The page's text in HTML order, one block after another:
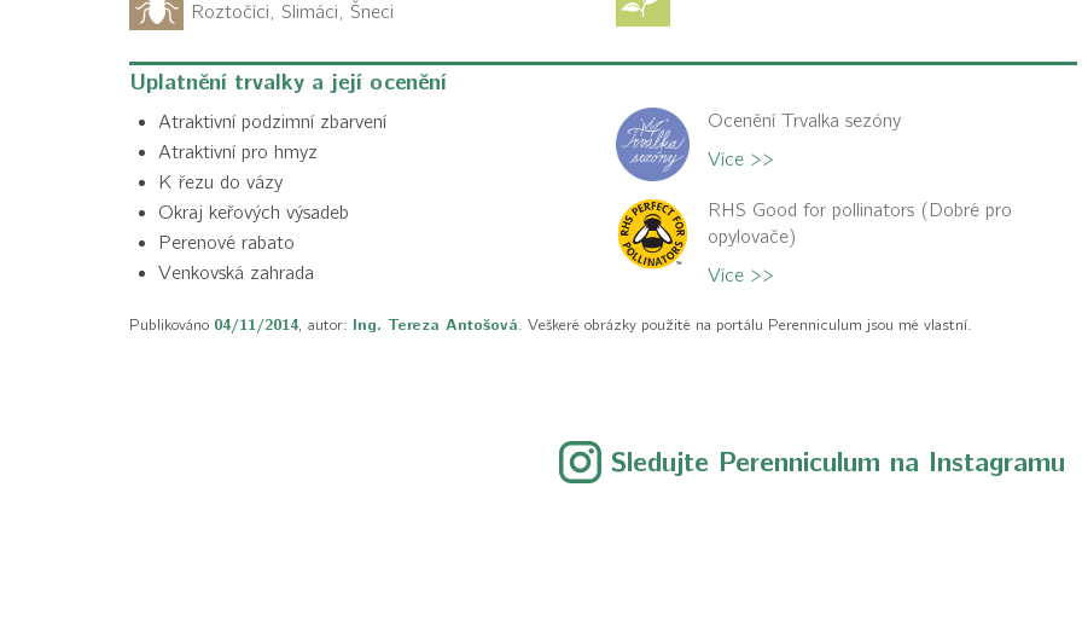
Roztočíci, Slimáci, Šneci
Uplatnění trvalky a její ocenění
Atraktivní podzimní zbarvení
Atraktivní pro hmyz
K řezu do vázy
Okraj keřových výsadeb
Perenové rabato
Venkovská zahrada
Ocenění Trvalka sezóny
Více >>
RHS Good for pollinators (Dobré pro
opylovače)
Více >>
Publikováno 04/11/2014, autor: Ing. Tereza Antošová. Veškeré obrázky použité na portálu Perenniculum jsou mé vlastní.
Sledujte Perenniculum na Instagramu